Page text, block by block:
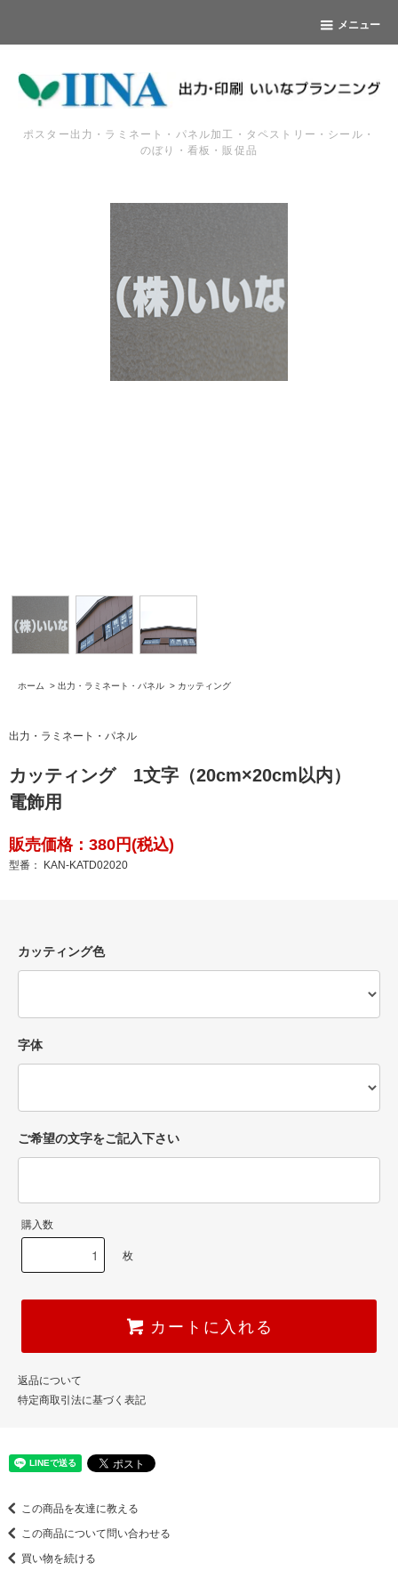
メニュー
ポスター出力・ラミネート・パネル加工・タペストリー・シール・
のぼり・看板・販促品
ホーム > 出力・ラミネート・パネル > カッティング
出力・ラミネート・パネル
カッティング 1文字（20cm×20cm以内）
電飾用
販売価格：380円(税込)
型番： KAN-KATD02020
カッティング色
字体
ご希望の文字をご記入下さい
購入数
枚
カートに入れる
返品について
特定商取引法に基づく表記
この商品を友達に教える
この商品について問い合わせる
買い物を続ける